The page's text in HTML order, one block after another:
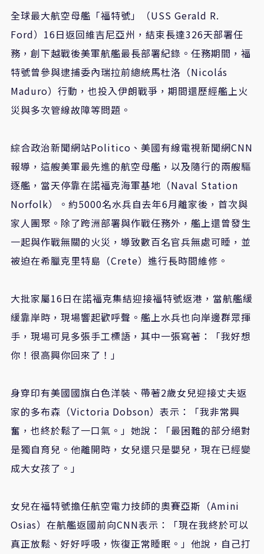
全球最大航空母艦「福特號」（USS Gerald R.
Ford）16日返回維吉尼亞州，結束長達326天部署任
務，創下越戰後美軍航艦最長部署紀錄。任務期間，福
特號曾參與逮捕委內瑞拉前總統馬杜洛（Nicolás
Maduro）行動，也投入伊朗戰爭，期間還歷經艦上火
災與多次管線故障等問題。
綜合政治新聞網站Politico、美國有線電視新聞網CNN
報導，這艘美軍最先進的航空母艦，以及隨行的兩艘驅
逐艦，當天停靠在諾福克海軍基地（Naval Station
Norfolk）。約5000名水兵自去年6月離家後，首次與
家人團聚。除了跨洲部署與作戰任務外，艦上還曾發生
一起與作戰無關的火災，導致數百名官兵無處可睡，並
被迫在希臘克里特島（Crete）進行長時間維修。
大批家屬16日在諾福克集結迎接福特號返港，當航艦緩
緩靠岸時，現場響起歡呼聲。艦上水兵也向岸邊群眾揮
手，現場可見多張手工標語，其中一張寫著：「我好想
你！很高興你回來了！」
身穿印有美國國旗白色洋裝、帶著2歲女兒迎接丈夫返
家的多布森（Victoria Dobson）表示：「我非常興
奮，也終於鬆了一口氣。」她說：「最困難的部分絕對
是獨自育兒。他離開時，女兒還只是嬰兒，現在已經變
成大女孩了。」
女兒在福特號擔任航空電力技師的奧賽亞斯（Amini
Osias）在航艦返國前向CNN表示：「現在我終於可以
真正放鬆、好好呼吸，恢復正常睡眠。」他說，自己打